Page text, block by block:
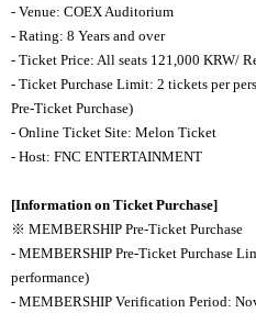
- Venue: COEX Auditorium
- Rating: 8 Years and over
- Ticket Price: All seats 121,000 KRW/
- Ticket Purchase Limit: 2 tickets per
Pre-Ticket Purchase)
- Online Ticket Site: Melon Ticket
- Host: FNC ENTERTAINMENT
[Information on Ticket Purchase]
※ MEMBERSHIP Pre-Ticket Purchase
- MEMBERSHIP Pre-Ticket Purchase
performance)
- MEMBERSHIP Verification Period: